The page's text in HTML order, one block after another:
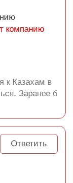
компанию
к Казахам в
Заранее б
Ответить